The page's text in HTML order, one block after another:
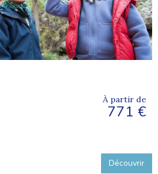
À partir de
771 €
Découvrir